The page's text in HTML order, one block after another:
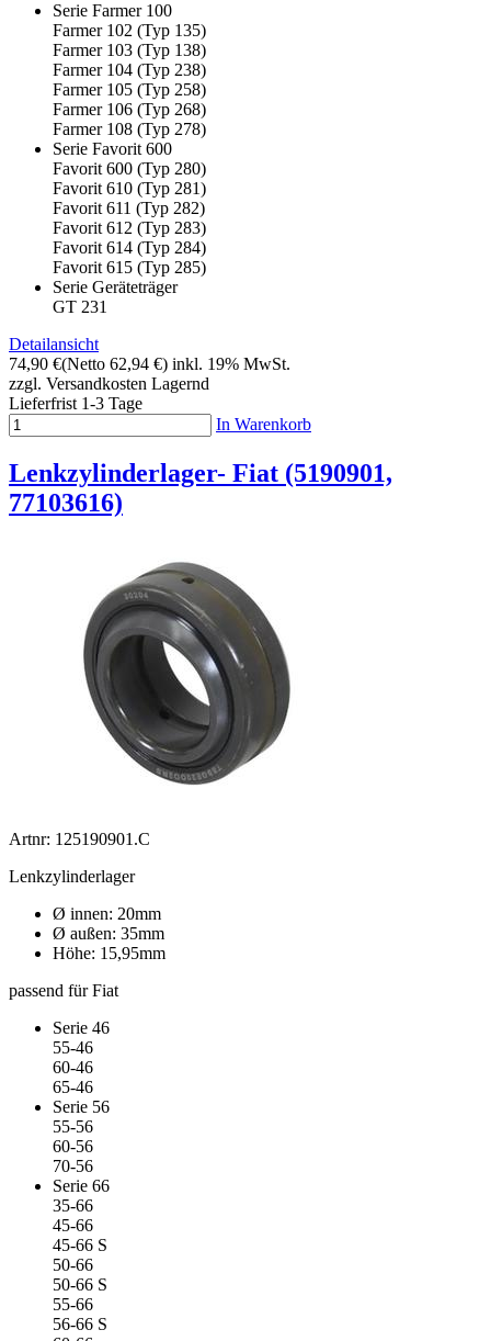
Serie Farmer 100
Farmer 102 (Typ 135)
Farmer 103 (Typ 138)
Farmer 104 (Typ 238)
Farmer 105 (Typ 258)
Farmer 106 (Typ 268)
Farmer 108 (Typ 278)
Serie Favorit 600
Favorit 600 (Typ 280)
Favorit 610 (Typ 281)
Favorit 611 (Typ 282)
Favorit 612 (Typ 283)
Favorit 614 (Typ 284)
Favorit 615 (Typ 285)
Serie Geräteträger
GT 231
Detailansicht
74,90 €(Netto 62,94 €) inkl. 19% MwSt.
zzgl. Versandkosten Lagernd
Lieferfrist 1-3 Tage
In Warenkorb
Lenkzylinderlager- Fiat (5190901,
77103616)
Artnr: 125190901.C
Lenkzylinderlager
Ø innen: 20mm
Ø außen: 35mm
Höhe: 15,95mm
passend für Fiat
Serie 46
55-46
60-46
65-46
Serie 56
55-56
60-56
70-56
Serie 66
35-66
45-66
45-66 S
50-66
50-66 S
55-66
56-66 S